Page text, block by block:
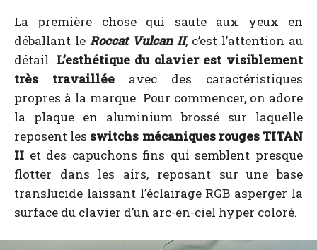
La première chose qui saute aux yeux en
déballant le Roccat Vulcan II, c’est l’attention au
détail. L’esthétique du clavier est visiblement
très travaillée avec des caractéristiques
propres à la marque. Pour commencer, on adore
la plaque en aluminium brossé sur laquelle
reposent les switchs mécaniques rouges TITAN
II et des capuchons fins qui semblent presque
flotter dans les airs, reposant sur une base
translucide laissant l’éclairage RGB asperger la
surface du clavier d’un arc-en-ciel hyper coloré.